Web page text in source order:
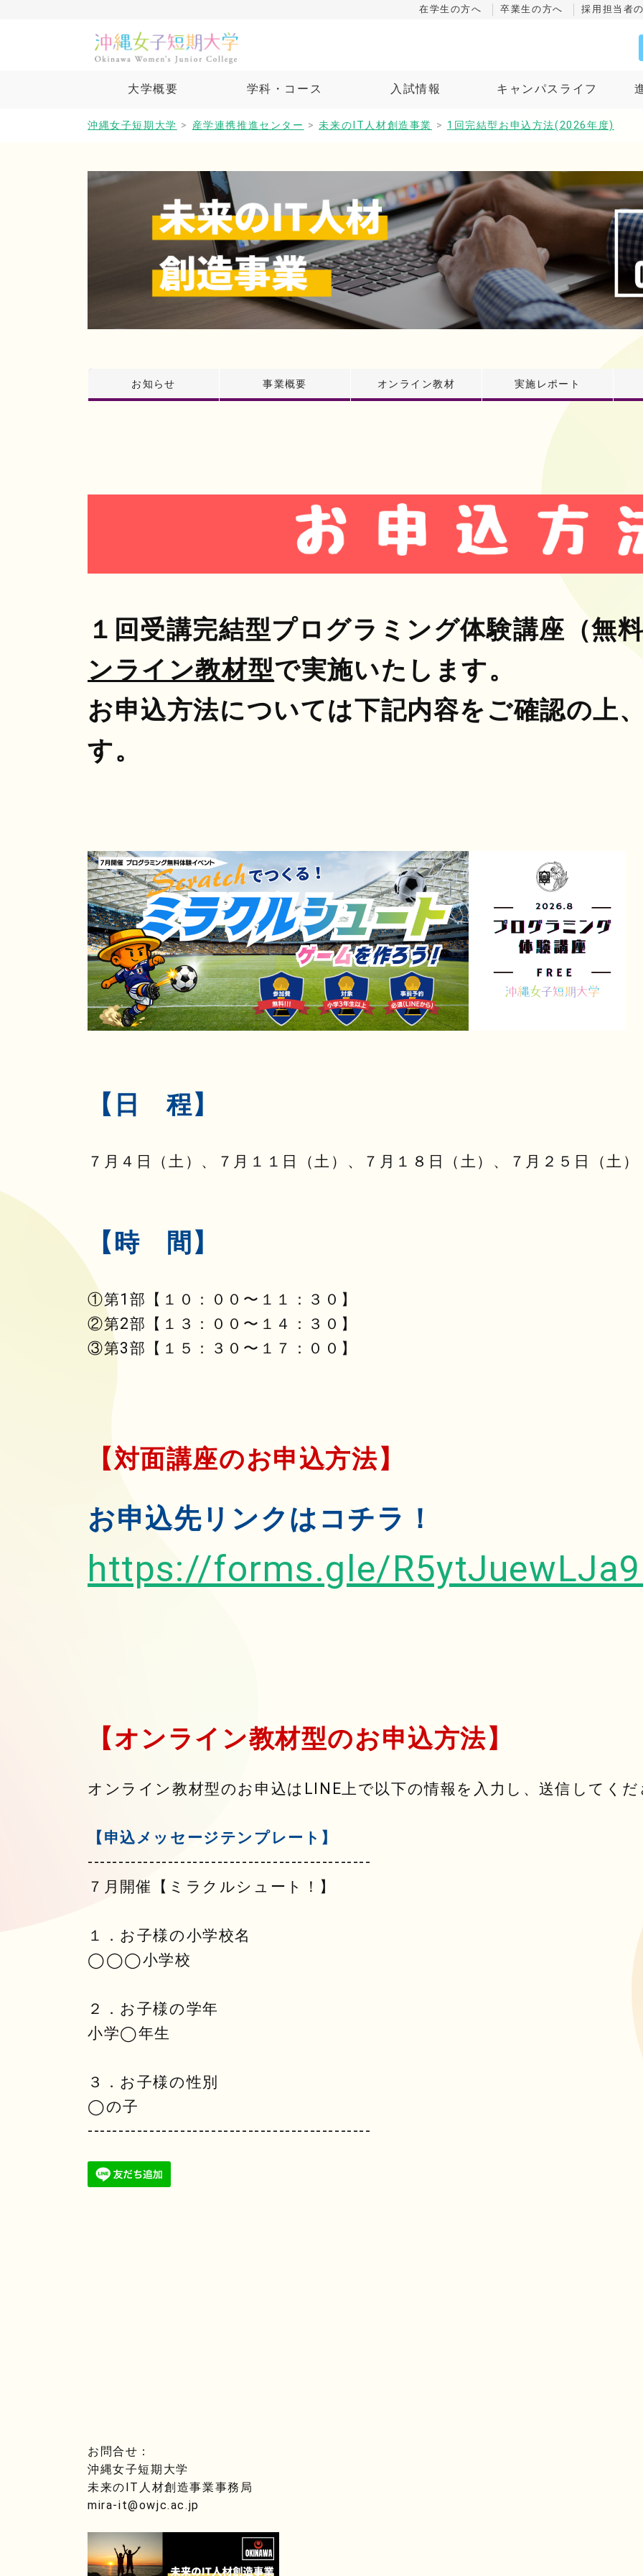
在学生の方へ 卒業生の方へ 採用担当者
大学概要 学科・コース 入試情報 キャンパスライフ
沖縄女子短期大学 > 産学連携推進センター > 未来のIT人材創造事業 > 1回完結型お申込方法(2026年度)
お知らせ 事業概要 オンライン教材 実施レポート
１回受講完結型プログラミング体験講座（無
ンライン教材型で実施いたします。
お申込方法については下記内容をご確認の上
す。
【日 程】
７月４日（土）、７月１１日（土）、７月１８日（土）、７月２５日（土）
【時 間】
①第1部【１０：００〜１１：３０】
②第2部【１３：００〜１４：３０】
③第3部【１５：３０〜１７：００】
【対面講座のお申込方法】
お申込先リンクはコチラ！
https://forms.gle/
【オンライン教材型のお申込方法】
オンライン教材型のお申込はLINE上で以下の情報を入力し、送信してく
【申込メッセージテンプレート】
----------------------------------------------
７月開催【ミラクルシュート！】
１．お子様の小学校名
◯◯◯小学校
２．お子様の学年
小学◯年生
３．お子様の性別
◯の子
----------------------------------------------
お問合せ：
沖縄女子短期大学
未来のIT人材創造事業事務局
mira-it@owjc.ac.jp